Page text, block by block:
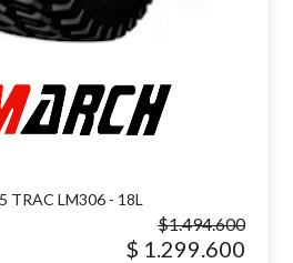
TRAC LM306 - 18L
$1.494.600
$ 1.299.600